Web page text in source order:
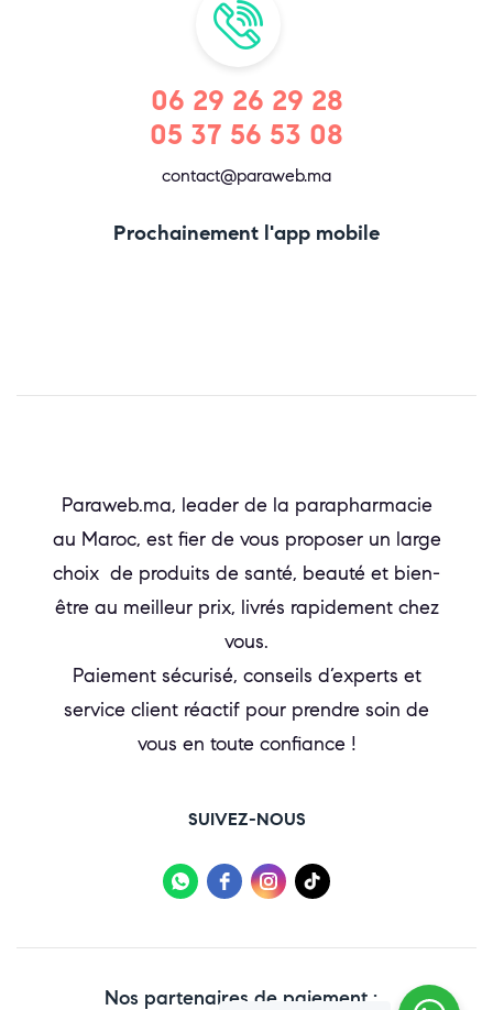
06 29 26 29 28
05 37 56 53 08
contact@paraweb.ma
Prochainement l'app mobile
Paraweb.ma, leader de la parapharmacie
au Maroc, est fier de vous proposer un large
choix de produits de santé, beauté et bien-
être au meilleur prix, livrés rapidement chez
vous.
Paiement sécurisé, conseils d’experts et
service client réactif pour prendre soin de
vous en toute confiance !
SUIVEZ-NOUS
Nos partenaires de paiement :